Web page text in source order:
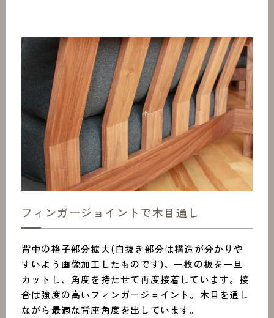
フィンガージョイントで木目通し
背中の格子部分拡大(白抜き部分は構造が分かりや
すいよう画像加工したものです)。一枚の板を一旦
カットし、角度を持たせて再度接着しています。接
合は強度の高いフィンガージョイント。木目を通し
ながら最適な背座角度を出しています。